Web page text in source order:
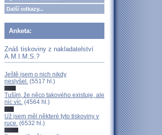
Další odkazy...
Anketa:
Znáš tiskoviny z nakladatelství
A.M.I.M.S.?
Ještě jsem o nich nikdy
neslyšel. (5517 hl.)
Tuším, že něco takového existuje, ale
nic víc. (4564 hl.)
Už jsem měl některé tyto tiskoviny v
ruce. (6532 hl.)